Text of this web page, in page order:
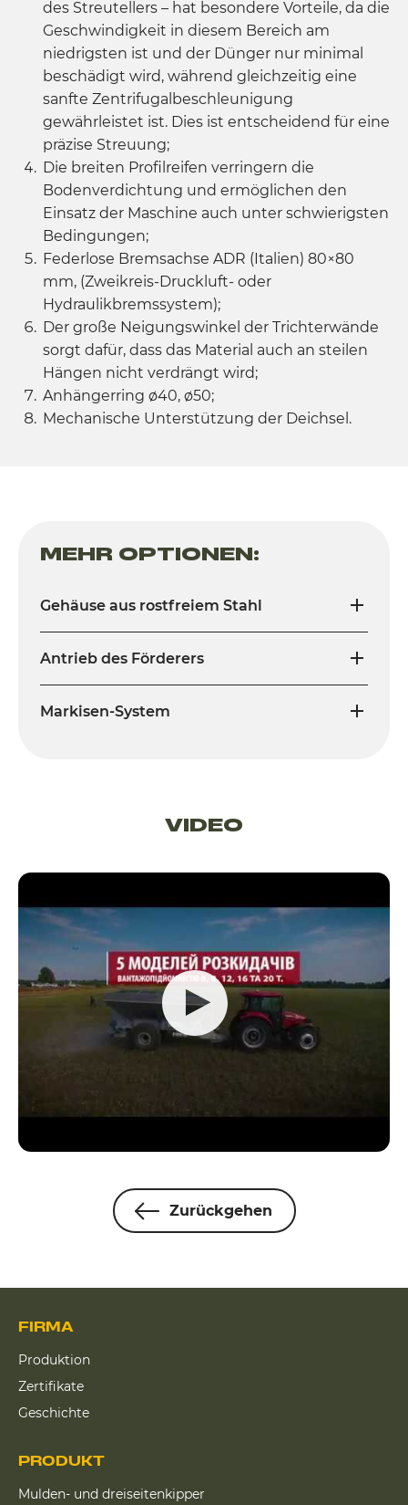
des Streutellers – hat besondere Vorteile, da die
Geschwindigkeit in diesem Bereich am
niedrigsten ist und der Dünger nur minimal
beschädigt wird, während gleichzeitig eine
sanfte Zentrifugalbeschleunigung
gewährleistet ist. Dies ist entscheidend für eine
präzise Streuung;
Die breiten Profilreifen verringern die
Bodenverdichtung und ermöglichen den
Einsatz der Maschine auch unter schwierigsten
Bedingungen;
Federlose Bremsachse ADR (Italien) 80×80
mm, (Zweikreis-Druckluft- oder
Hydraulikbremssystem);
Der große Neigungswinkel der Trichterwände
sorgt dafür, dass das Material auch an steilen
Hängen nicht verdrängt wird;
Anhängerring ø40, ø50;
Mechanische Unterstützung der Deichsel.
MEHR OPTIONEN:
Gehäuse aus rostfreiem Stahl
Antrieb des Förderers
Markisen-System
VIDEO
Zurückgehen
FIRMA
Produktion
Zertifikate
Geschichte
PRODUKT
Mulden- und dreiseitenkipper